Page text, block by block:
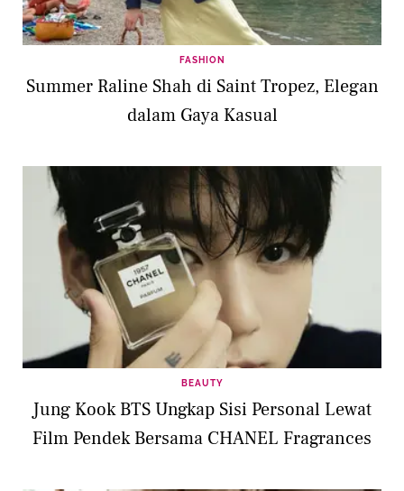
FASHION
Summer Raline Shah di Saint Tropez, Elegan
dalam Gaya Kasual
BEAUTY
Jung Kook BTS Ungkap Sisi Personal Lewat
Film Pendek Bersama CHANEL Fragrances